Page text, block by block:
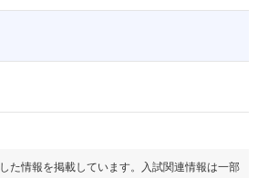
た情報を掲載しています。入試関連情報は一部